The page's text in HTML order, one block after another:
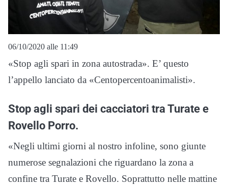
06/10/2020 alle 11:49
«Stop agli spari in zona autostrada». E’ questo
l’appello lanciato da «Centopercentoanimalisti».
Stop agli spari dei cacciatori tra Turate e
Rovello Porro.
«Negli ultimi giorni al nostro infoline, sono giunte
numerose segnalazioni che riguardano la zona a
confine tra Turate e Rovello. Soprattutto nelle mattine